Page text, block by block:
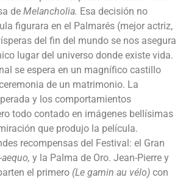
de Melancholia. Esa decisión no
figurara en el Palmarés (mejor actriz,
del fin del mundo se nos asegura
lugar del universo donde existe vida.
se espera en un magnífico castillo
de un matrimonio. La
y los comportamientos
todo contado en imágenes bellísimas
que produjo la película.
recompensas del Festival: el Gran
y la Palma de Oro. Jean-Pierre y
el primero (Le gamin au vélo) con